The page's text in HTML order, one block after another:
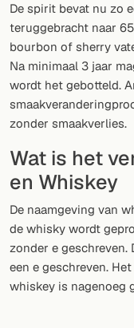
Cocktail boeken
Cocktail bar
Eenheden
Links
Zoeken
VOLG
Twitter
Facebook
RSS
De spirit bevat nu zo
teruggebracht naar
bourbon of sherry
Na minimaal 3 jaar
wordt het gebotteld.
zonder smaakverlies.
Wat is het
en Whiskey
De naamgeving van
de whisky wordt
zonder e geschreven.
een e geschreven.
whiskey is nagenoeg